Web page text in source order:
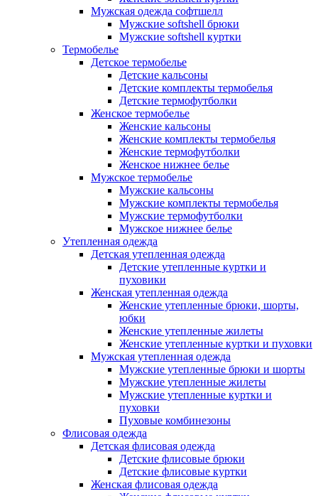
Мужская одежда софтшелл
Мужские softshell брюки
Мужские softshell куртки
Термобелье
Детское термобелье
Детские кальсоны
Детские комплекты термобелья
Детские термофутболки
Женское термобелье
Женские кальсоны
Женские комплекты термобелья
Женские термофутболки
Женское нижнее белье
Мужское термобелье
Мужские кальсоны
Мужские комплекты термобелья
Мужские термофутболки
Мужское нижнее белье
Утепленная одежда
Детская утепленная одежда
Детские утепленные куртки и
пуховики
Женская утепленная одежда
Женские утепленные брюки, шорты,
юбки
Женские утепленные жилеты
Женские утепленные куртки и пуховки
Мужская утепленная одежда
Мужские утепленные брюки и шорты
Мужские утепленные жилеты
Мужские утепленные куртки и
пуховки
Пуховые комбинезоны
Флисовая одежда
Детская флисовая одежда
Детские флисовые брюки
Детские флисовые куртки
Женская флисовая одежда